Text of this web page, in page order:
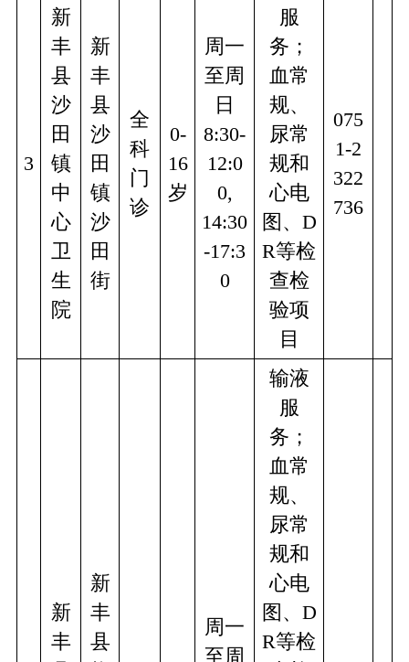
3
新
丰
县
沙
田
镇
中
心
卫
生
院
新
丰
县
沙
田
镇
沙
田
街
全
科
门
诊
0-
16
岁
周一
至周
日
8:30-
12:0
0,
14:30
-17:3
0
服
务；
血常
规、
尿常
规和
心电
图、D
R等检
查检
验项
目
075
1-2
322
736
新
丰
新
丰
县
周一
至周
输液
服
务；
血常
规、
尿常
规和
心电
图、D
R等检